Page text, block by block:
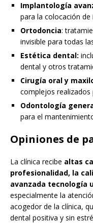
Implantología
para la colocación
Ortodoncia:
invisible para todas
Estética dental:
dental y otros
Cirugía oral y
complejos realizados
Odontología
para el
Opiniones de
La clínica recibe altas
profesionalidad, la
avanzada tecnología
especialmente la
acogedor de la clínica,
dental positiva y sin